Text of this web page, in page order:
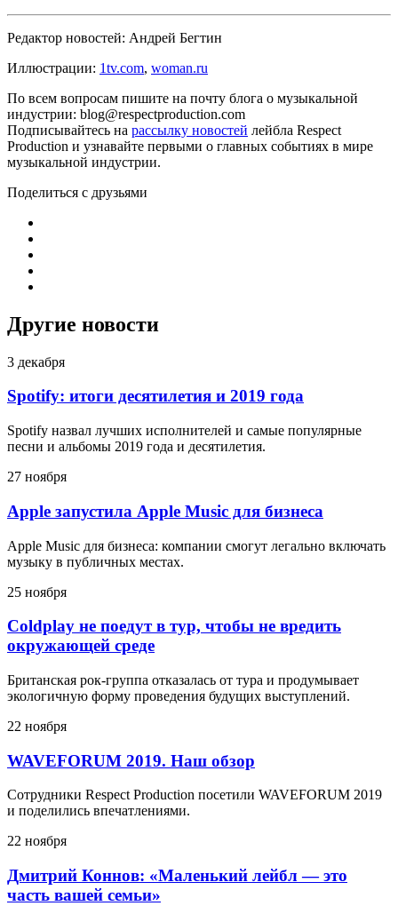
Редактор новостей: Андрей Бегтин
Иллюстрации: 1tv.com, woman.ru
По всем вопросам пишите на почту блога о музыкальной
индустрии: blog@respectproduction.com
Подписывайтесь на рассылку новостей лейбла Respect
Production и узнавайте первыми о главных событиях в мире
музыкальной индустрии.
Поделиться с друзьями
Другие новости
3 декабря
Spotify: итоги десятилетия и 2019 года
Spotify назвал лучших исполнителей и самые популярные
песни и альбомы 2019 года и десятилетия.
27 ноября
Apple запустила Apple Music для бизнеса
Apple Music для бизнеса: компании смогут легально включать
музыку в публичных местах.
25 ноября
Coldplay не поедут в тур, чтобы не вредить
окружающей среде
Британская рок-группа отказалась от тура и продумывает
экологичную форму проведения будущих выступлений.
22 ноября
WAVEFORUM 2019. Наш обзор
Сотрудники Respect Production посетили WAVEFORUM 2019
и поделились впечатлениями.
22 ноября
Дмитрий Коннов: «Маленький лейбл — это
часть вашей семьи»